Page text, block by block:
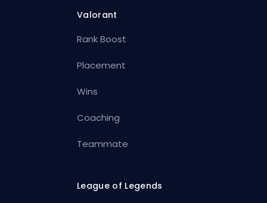
Valorant
Rank Boost
Placement
Wins
Coaching
Teammate
League of Legends